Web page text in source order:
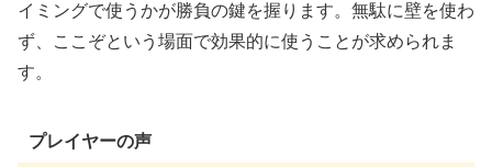
イミングで使うかが勝負の鍵を握ります。無駄に壁を使わ
ず、ここぞという場面で効果的に使うことが求められま
す。
プレイヤーの声